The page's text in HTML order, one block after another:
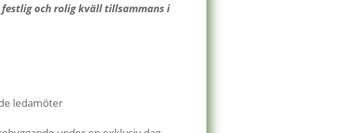
och rolig kväll tillsammans i
ledamöter